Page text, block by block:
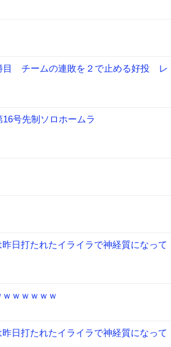
目 チームの連敗を２で止める好投 レ
号先制ソロホームラ
日打たれたイライラで神経質になって
ｗｗｗｗｗ
日打たれたイライラで神経質になって